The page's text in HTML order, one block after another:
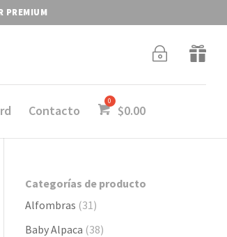
PREMIUM
~ 
Contacto $0.00
Categorías de producto
Alfombras (31)
Baby Alpaca (38)